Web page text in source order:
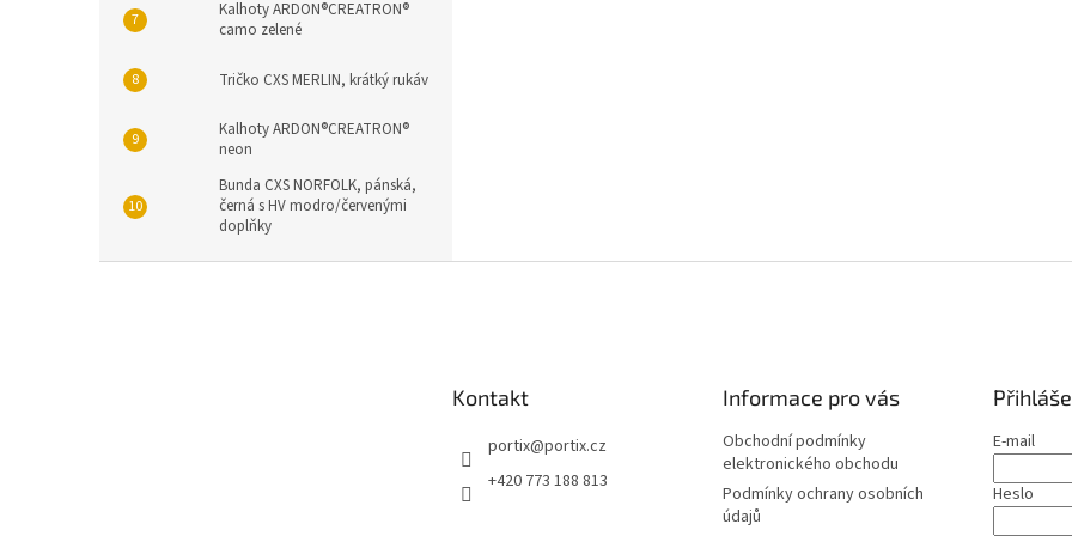
Kalhoty ARDON®CREATRON®
camo zelené
Tričko CXS MERLIN, krátký rukáv
Kalhoty ARDON®CREATRON®
neon
Bunda CXS NORFOLK, pánská,
černá s HV modro/červenými
doplňky
Kontakt
portix@portix.cz
+420 773 188 813
Informace pro vás
Obchodní podmínky
elektronického obchodu
Podmínky ochrany osobních
údajů
E-mail
Heslo